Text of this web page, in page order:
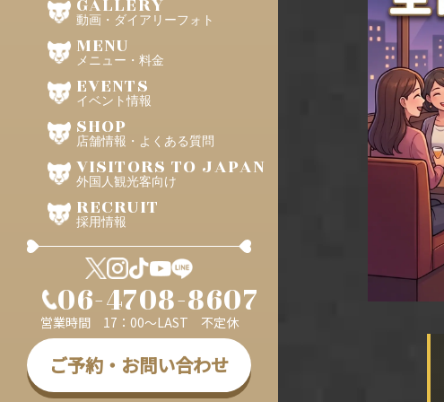
動画・ダイアリーフォト
MENU
メニュー・料金
EVENTS
イベント情報
SHOP
店舗情報・よくある質問
VISITORS TO JAPAN
外国人観光客向け
RECRUIT
採用情報
06-4708-8607
営業時間 17：00～LAST 不定休
ご予約・お問い合わせ